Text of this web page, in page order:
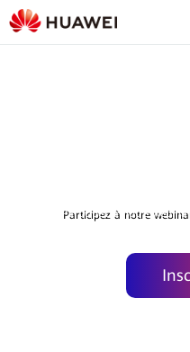
Participez à notre